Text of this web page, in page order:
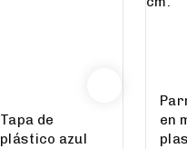
Tapa de
plástico azul
en